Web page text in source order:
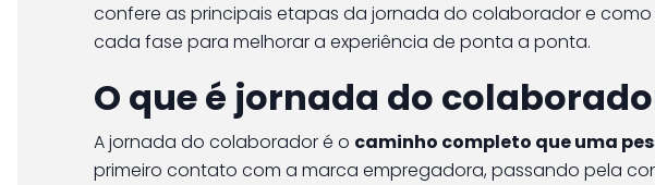
confere as principais etapas da jornada do colaborador e como
cada fase para melhorar a experiência de ponta a ponta.
O que é jornada do
A jornada do colaborador é o caminho completo que uma
primeiro contato com a marca empregadora, passando pela